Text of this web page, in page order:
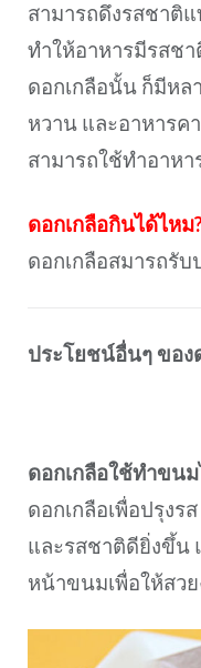
สามารถดึงรสชาติ
ทำให้อาหารมีรสช
ดอกเกลือนั้น ก็มีหล
หวาน และอาหารค
สามารถใช้ทำอาหา
ดอกเกลือกินได้ไหม
ดอกเกลือสมารถรับ
ประโยชน์อื่นๆ ของ
ดอกเกลือใช้ทำขน
ดอกเกลือเพื่อปรุงร
และรสชาติดียิ่งขึ้น
หน้าขนมเพื่อให้สว